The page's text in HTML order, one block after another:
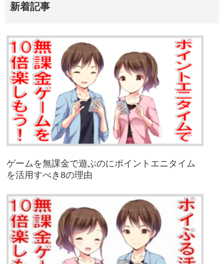
新着記事
ゲームを無課金で遊ぶのにポイントエニタイム
を活用すべき8の理由